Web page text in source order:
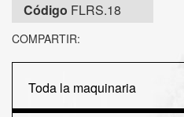
Código FLRS.18
COMPARTIR:
Toda la maquinaria